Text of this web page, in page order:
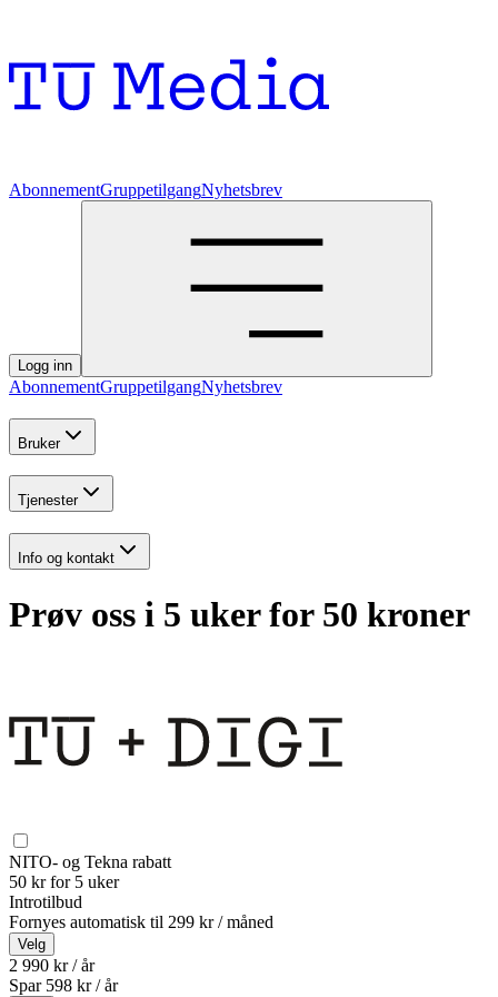
AbonnementGruppetilgangNyhetsbrev
Logg inn
AbonnementGruppetilgangNyhetsbrev
Bruker
Tjenester
Info og kontakt
Prøv oss i 5 uker for 50 kroner
NITO- og Tekna rabatt
50 kr for 5 uker
Introtilbud
Fornyes automatisk til 299 kr / måned
Velg
2 990 kr / år
Spar 598 kr /år